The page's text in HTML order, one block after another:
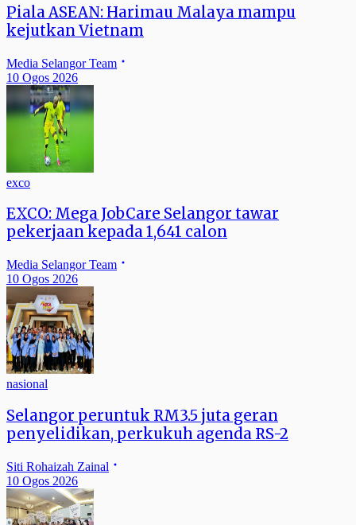
Piala ASEAN: Harimau Malaya mampu
kejutkan Vietnam
Media Selangor Team
10 Ogos 2026
exco
EXCO: Mega JobCare Selangor tawar
pekerjaan kepada 1,641 calon
Media Selangor Team
10 Ogos 2026
nasional
Selangor peruntuk RM3.5 juta geran
penyelidikan, perkukuh agenda RS-2
Siti Rohaizah Zainal
10 Ogos 2026